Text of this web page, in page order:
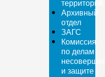
территорий
Архивный
отдел
ЗАГС
Комиссия
по делам
и защите